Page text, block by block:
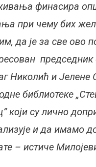
финасира
при чему бих
да је за све ово
Николић и Јелене
библиотеке
који су лично
и да имамо
– истиче